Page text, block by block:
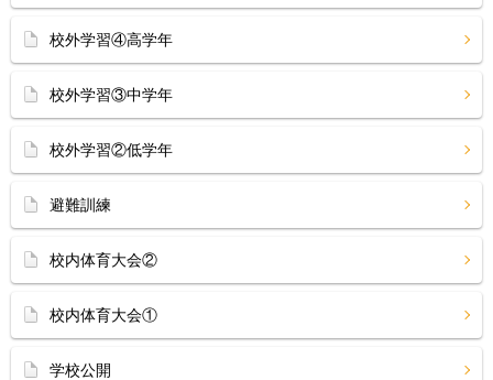
校外学習④高学年
校外学習③中学年
校外学習②低学年
避難訓練
校内体育大会②
校内体育大会①
学校公開